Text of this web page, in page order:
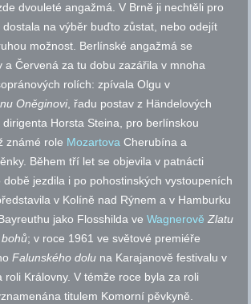
dvouleté angažmá. V Brně ji nechtěli pro
na výběr buďto zůstat, nebo odejít
možnost. Berlínské angažmá se
a Červená za tu dobu zazářila v mnoha
rolích: zpívala Olgu v
Oněginovi, řadu postav z Händelových
Horsta Steina, pro berlínskou
známé role Mozartova Cherubína a
Během tří let se objevila v patnácti
jezdila i po pohostinských vystoupeních
v Kolíně nad Rýnem a v Hamburku
jako Flosshilda veWagnerově Zlatu
; v roce 1961 ve světové premiéře
Falunského dolu na Karajanově festivalu v
roli Královny. V témže roce byla za roli
titulem Komorní pěvkyně.